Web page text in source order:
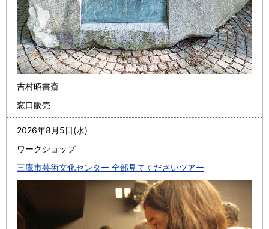
吉村昭書斎
窓口販売
2026年8月5日(水)
ワークショップ
三鷹市芸術文化センター 全部見てくださいツアー